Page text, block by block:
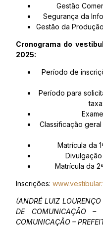
Gestão
Segurança da
Gestão da
Cronograma do
2025:
Período de
Período para
Classificação
Matrícula da
Matrícula da
Inscrições:
(ANDRÉ LUIZ
DE COMUNICAÇÃO –
COMUNICAÇÃO –